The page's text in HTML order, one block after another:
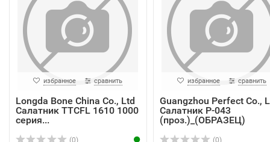
избранное сравнить
Longda Bone China Co., Ltd
Салатник TTCFL 1610 1000
серия...
(0)
избранное сравнить
Guangzhou Perfect Co.,
Салатник P-043
(проз.)_(ОБРАЗЕЦ)
(0)